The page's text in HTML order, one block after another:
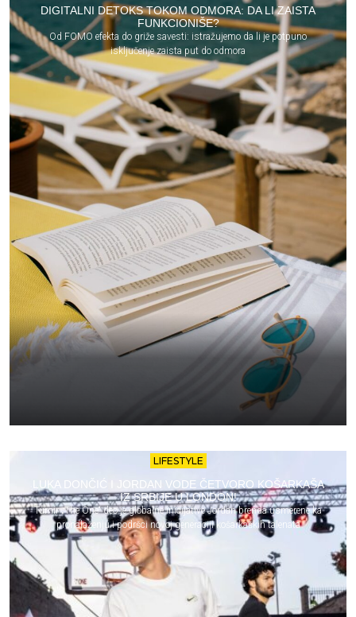
DIGITALNI DETOKS TOKOM ODMORA: DA LI ZAISTA
FUNKCIONIŠE?
Od FOMO efekta do griže savesti: istražujemo da li je potpuno
isključenje zaista put do odmora
LIFESTYLE
LUKA DONČIĆ I JORDAN VODE ČETVORO KOŠARKAŠA
IZ SRBIJE U LONDON!
Turnir „The One“ deo je globalne inicijative Jordan brenda usmerene ka
pronalaženju i podršci novoj generaciji košarkaških talenata